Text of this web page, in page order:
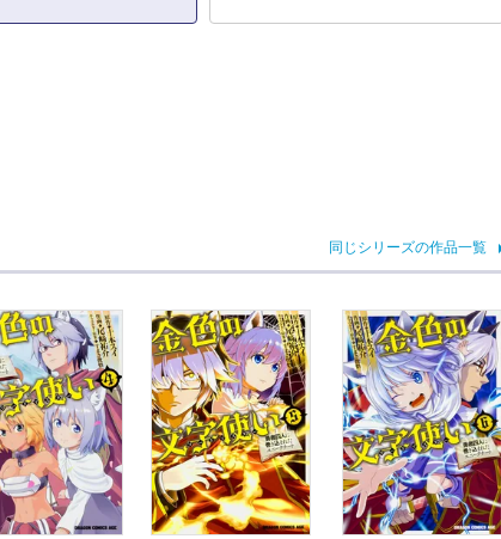
同じシリーズの作品一覧